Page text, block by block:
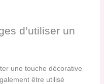
d’utiliser un
une touche décorative
être utilisé